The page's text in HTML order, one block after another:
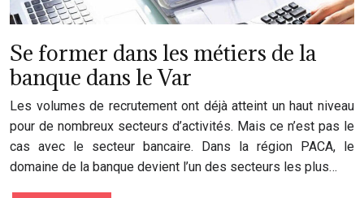
Se former dans les métiers de la
banque dans le Var
Les volumes de recrutement ont déjà atteint un haut niveau
pour de nombreux secteurs d’activités. Mais ce n’est pas le
cas avec le secteur bancaire. Dans la région PACA, le
domaine de la banque devient l’un des secteurs les plus…